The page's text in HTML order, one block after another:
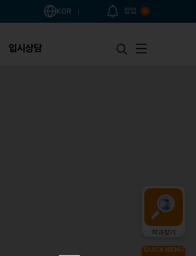
KOR 팝업 4
입시상담
학과찾기
QUICK MENU